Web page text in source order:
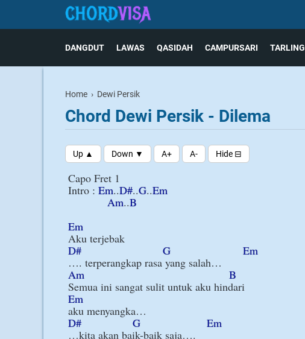
DANGDUT LAWAS QASIDAH CAMPURSARI TARLING
Home › Dewi Persik
Chord Dewi Persik - Dilema
Capo Fret 1
Intro : Em..D#..G..Em
Am..B
Em
D#
G
Em
Am
B
Em
D#
G
Em